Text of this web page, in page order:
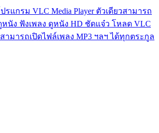
แกรม VLC Media Player ตัวเดียวสามารถ
หนัง ฟังเพลง ดูหนัง HD ชัดแจ๋ว โหลด VLC
ามารถเปิดไฟล์เพลง MP3 ฯลฯ ได้ทุกตระกูล